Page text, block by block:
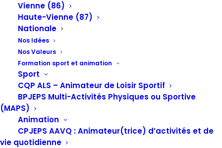
Vienne (86)
Haute-Vienne (87)
Nationale
Nos Idées
Nos Valeurs
Formation sport et animation
Sport
CQP ALS – Animateur de Loisir Sportif
BPJEPS Multi-Activités Physiques ou Sportive
(MAPS)
Animation
CPJEPS AAVQ : Animateur(trice) d’activités et de
vie quotidienne
Retrouvez ici les actualités touristiques en
Nouvelle-Aquitaine